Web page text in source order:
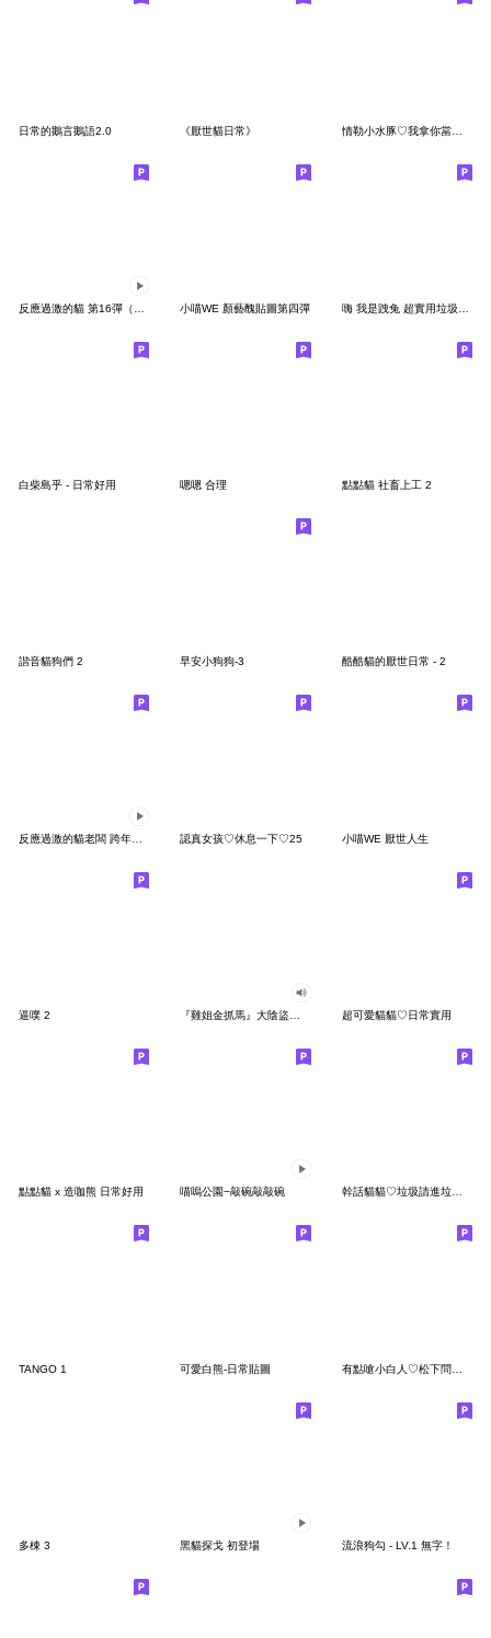
日常的鵝言鵝語2.0 《厭世貓日常》 情勒小水豚♡我拿你當寶,你拿我當草
小喵WE 顏藝醜貼圖第四彈
白柴島乎 - 日常好用 嗯嗯 合理 點點貓 社畜上工 2
諧音貓狗們 2 早安小狗狗-3 酷酷貓的厭世日常 - 2
認真女孩♡休息一下♡25 小喵WE 厭世人生
逼噗 2 超可愛貓貓♡日常實用
點點貓 x 造咖熊 日常好用 喵嗚公園−敲碗敲敲碗 幹話貓貓♡垃圾請進垃圾車
TANGO 1 可愛白熊-日常貼圖
多棟 3 黑貓探戈 初登場 流浪狗勾 - LV.1 無字！